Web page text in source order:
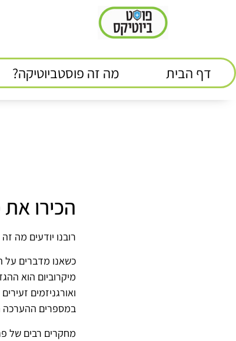
דף הבית מה זה פוסטביוטיקה?
הכירו
רובנו יודעים מה
כשאנו מדברים על
מיקרוביום הוא
במספרים ההערכה היא בין 40 –ל- 100
מחקרים רבים של